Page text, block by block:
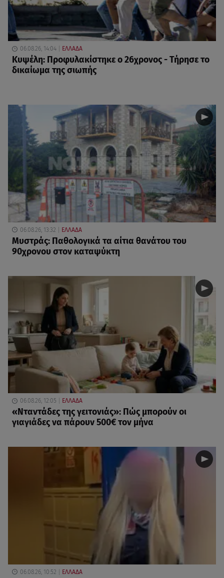
06.08.26, 14:04 ΕΛΛΑΔΑ
Κυψέλη: Προφυλακίστηκε ο 26χρονος - Τήρησε το
δικαίωμα της σιωπής
06.08.26, 13:32 ΕΛΛΑΔΑ
Μυστράς: Παθολογικά τα αίτια θανάτου του
90χρονου στον καταψύκτη
06.08.26, 12:05 ΕΛΛΑΔΑ
«Νταντάδες της γειτονιάς»: Πώς μπορούν οι
γιαγιάδες να πάρουν 500€ τον μήνα
06.08.26, 10:52 ΕΛΛΑΔΑ